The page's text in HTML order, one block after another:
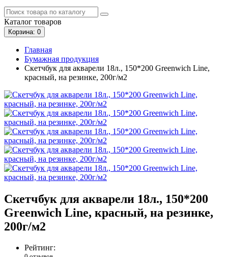
Каталог товаров
Корзина: 0
Главная
Бумажная продукция
Скетчбук для акварели 18л., 150*200 Greenwich Line,
красный, на резинке, 200г/м2
Скетчбук для акварели 18л., 150*200
Greenwich Line, красный, на резинке,
200г/м2
Рейтинг: